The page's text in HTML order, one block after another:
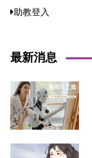
助教登入
最新消息